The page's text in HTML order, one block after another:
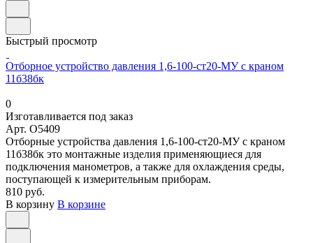
Быстрый просмотр
Отборное устройство давления 1,6-100-ст20-МУ с краном
11б38бк
0
Изготавливается под заказ
Арт. O5409
Отборные устройства давления 1,6-100-ст20-МУ с краном
11б38бк это монтажные изделия применяющиеся для
подключения манометров, а также для охлаждения среды,
поступающей к измерительным приборам.
810 руб.
В корзину В корзине